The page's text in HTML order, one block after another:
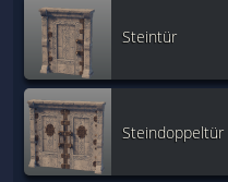
Steintür
Steindoppeltür